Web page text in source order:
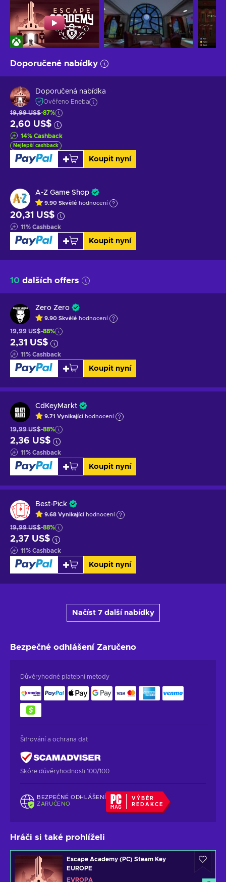
Doporučené nabídky
Doporučená nabídka
Ověřeno Eneba
19,99 US$-87%
2,60 US$
14% Cashback
Nejlepší cashback
Koupit nyní
A-Z Game Shop
9.90 Skvělé hodnocení
20,31 US$
11% Cashback
Koupit nyní
10 dalších offers
Zero Zero
9.90 Skvělé hodnocení
19,99 US$-88%
2,31 US$
11% Cashback
Koupit nyní
CdKeyMarkt
9.71 Vynikající hodnocení
19,99 US$-88%
2,36 US$
11% Cashback
Koupit nyní
Best-Pick
9.68 Vynikající hodnocení
19,99 US$-88%
2,37 US$
11% Cashback
Koupit nyní
Načíst 7 další nabídky
Bezpečné odhlášení Zaručeno
Důvěryhodné platební metody
Šifrování a ochrana dat
Skóre důvěryhodnosti 100/100
BEZPEČNÉ ODHLÁŠENÍ
ZARUČENO
VÝBĚR
REDAKCE
Hráči si také prohlíželi
Escape Academy (PC) Steam Key
EUROPE
EVROPA